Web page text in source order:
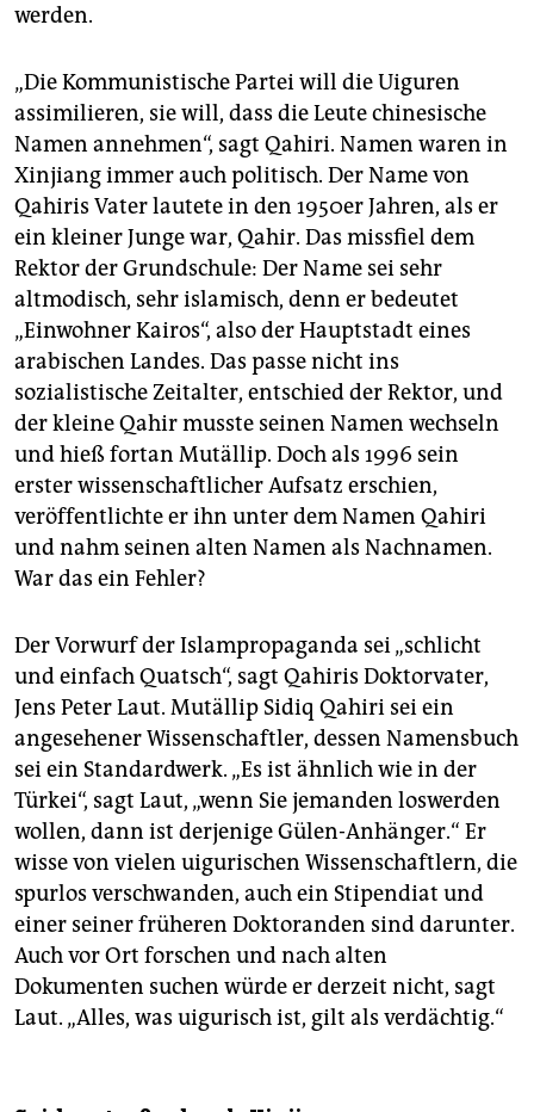
werden.
„Die Kommunistische Partei will die Uiguren
assimilieren, sie will, dass die Leute chinesische
Namen annehmen“, sagt Qahiri. Namen waren in
Xin­jiang immer auch politisch. Der Name von
Qahiris Vater lautete in den 1950er Jahren, als er
ein kleiner Junge war, Qahir. Das missfiel dem
Rektor der Grundschule: Der Name sei sehr
altmodisch, sehr islamisch, denn er bedeutet
„Einwohner Kairos“, also der Hauptstadt eines
arabischen Landes. Das passe nicht ins
sozialistische Zeitalter, entschied der Rektor, und
der kleine Qahir musste seinen Namen wechseln
und hieß fortan Mutällip. Doch als 1996 sein
erster wissenschaftlicher Aufsatz erschien,
veröffentlichte er ihn unter dem Namen Qahiri
und nahm seinen alten Namen als Nachnamen.
War das ein Fehler?
Der Vorwurf der Islampropaganda sei „schlicht
und einfach Quatsch“, sagt Qahiris Doktorvater,
Jens Peter Laut. Mutällip Sidiq Qahiri sei ein
angesehener Wissenschaftler, dessen Namensbuch
sei ein Standardwerk. „Es ist ähnlich wie in der
Türkei“, sagt Laut, „wenn Sie jemanden loswerden
wollen, dann ist derjenige Gülen-Anhänger.“ Er
wisse von vielen uigurischen Wissenschaftlern, die
spurlos verschwanden, auch ein Stipendiat und
einer seiner früheren Doktoranden sind da­runter.
Auch vor Ort forschen und nach alten
Dokumenten suchen würde er derzeit nicht, sagt
Laut. „Alles, was uigurisch ist, gilt als verdächtig.“